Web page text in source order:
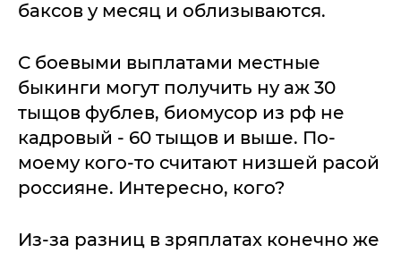
баксов у месяц и облизываются.
С боевыми выплатами местные
быкинги могут получить ну аж 30
тыщов фублев, биомусор из рф не
кадровый - 60 тыщов и выше. По-
моему кого-то считают низшей расой
россияне. Интересно, кого?
Из-за разниц в зряплатах конечно же